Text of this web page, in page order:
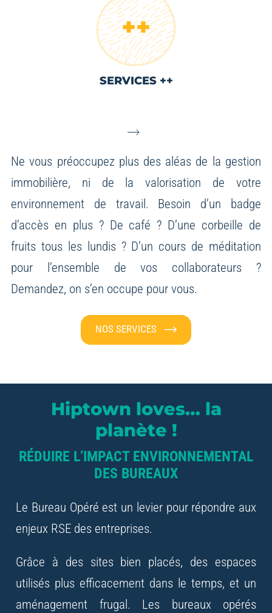
SERVICES ++
Ne vous préoccupez plus des aléas de la gestion
immobilière, ni de la valorisation de votre
environnement de travail. Besoin d’un badge
d’accès en plus ? De café ? D’une corbeille de
fruits tous les lundis ? D’un cours de méditation
pour l’ensemble de vos collaborateurs ?
Demandez, on s’en occupe pour vous.
NOS SERVICES
Hiptown loves… la
planète !
RÉDUIRE L’IMPACT ENVIRONNEMENTAL
DES BUREAUX
Le Bureau Opéré est un levier pour répondre aux
enjeux RSE des entreprises.
Grâce à des sites bien placés, des espaces
utilisés plus efficacement dans le temps, et un
aménagement frugal. Les bureaux opérés